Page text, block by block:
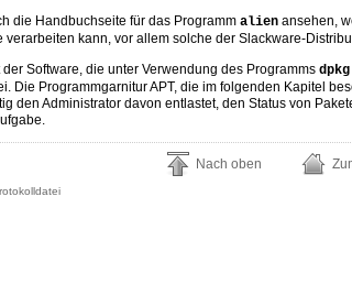
die Handbuchseite für das Programm alien ansehen,
verarbeiten kann, vor allem solche der Slackware-
Software, die unter Verwendung des Programms dpkg
Die Programmgarnitur APT, die im folgenden Kapitel
den Administrator davon entlastet, den Status von
Nach oben